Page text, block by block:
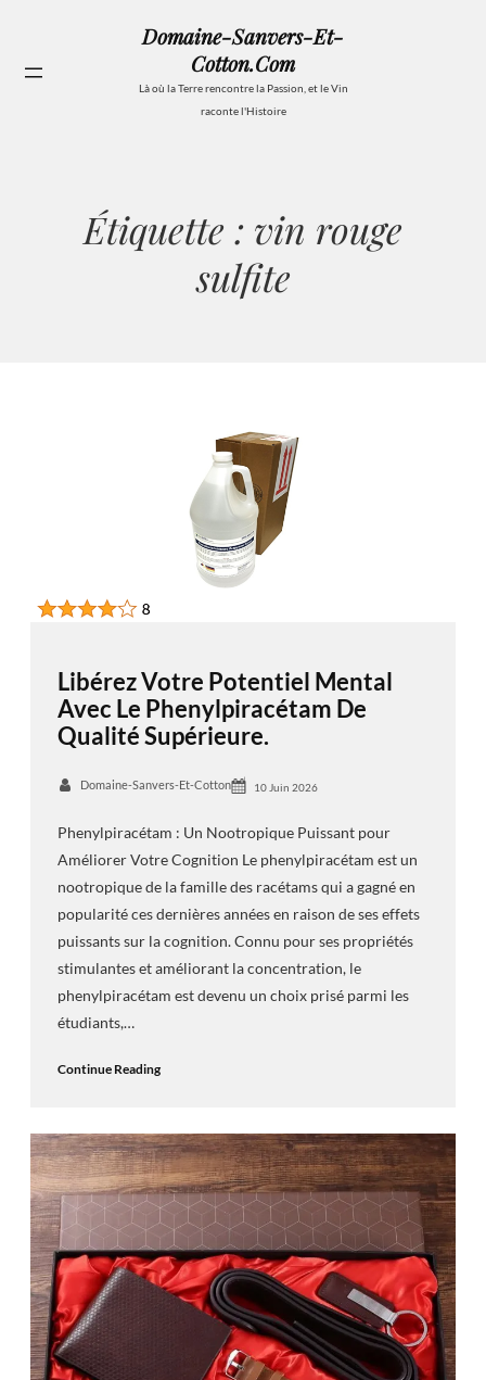
contenu
Domaine-Sanvers-Et-
Cotton.com
Là où la Terre rencontre la Passion, et le Vin
raconte l'Histoire
Étiquette : vin rouge
sulfite
Libérez Votre Potentiel Mental
Avec Le Phenylpiracétam De
Qualité Supérieure.
Domaine-Sanvers-Et-Cotton 10 Juin 2026
Phenylpiracétam : Un Nootropique Puissant pour
Améliorer Votre Cognition Le phenylpiracétam est un
nootropique de la famille des racétams qui a gagné en
popularité ces dernières années en raison de ses effets
puissants sur la cognition. Connu pour ses propriétés
stimulantes et améliorant la concentration, le
phenylpiracétam est devenu un choix prisé parmi les
étudiants,…
Continue Reading